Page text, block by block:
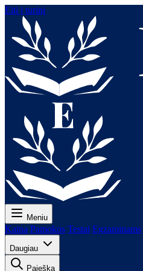
Eiti į turinį
Meniu
Kaina Pamokos Testai Egzaminams
Daugiau
Paieška